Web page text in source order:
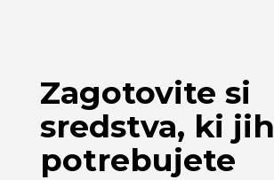
Zagotovite si
sredstva, ki jih
potrebujete